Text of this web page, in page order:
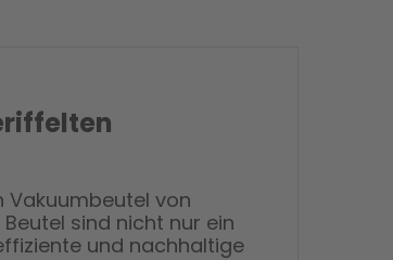
Vakuumbeutel von
sind nicht nur ein
und nachhaltige